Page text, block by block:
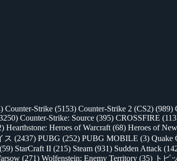
Counter-Strike (5153) Counter-Strike 2 (CS2) (989)
Counter-Strike: Source (395) CROSSFIRE
Hearthstone: Heroes of Warcraft (68) Heroes of
ス (2437) PUBG (252) PUBG MOBILE (3) Quake
(59) StarCraft II (215) Steam (931) Sudden Attack
(271) Wolfenstein: Enemy Territory (35) トピ